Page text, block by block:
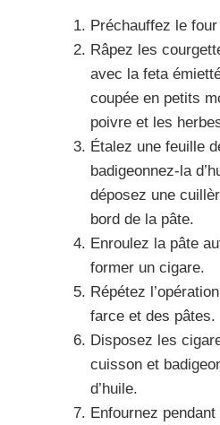
Préchauffez le four
Râpez les
avec la feta
coupée en petits
poivre et les
Étalez une feuille
badigeonnez-la
déposez une
bord de la pâte.
Enroulez la pâte
former un cigare.
Répétez
farce et des pâtes.
Disposez les
cuisson et
d’huile.
Enfournez